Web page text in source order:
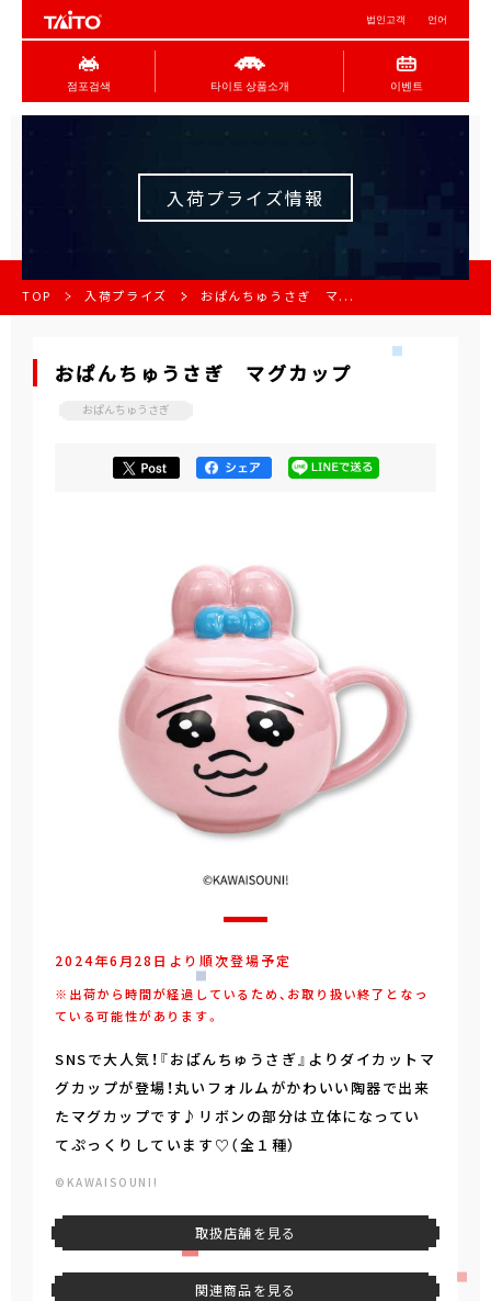
법인고객 언어
점포검색 타이토 상품소개 이벤트
入荷プライズ情報
TOP 入荷プライズ おぱんちゅうさぎ マ...
おぱんちゅうさぎ マグカップ
おぱんちゅうさぎ
2024年6月28日より順次登場予定
※出荷から時間が経過しているため、お取り扱い終了となっ
ている可能性があります。
SNSで大人気！『おぱんちゅうさぎ』よりダイカットマ
グカップが登場！丸いフォルムがかわいい陶器で出来
たマグカップです♪リボンの部分は立体になってい
てぷっくりしています♡（全１種）
©KAWAISOUNI!
取扱店舗を見る
関連商品を見る